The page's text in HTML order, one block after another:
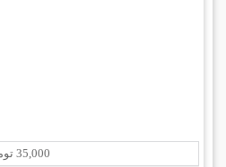
35,000 تومان